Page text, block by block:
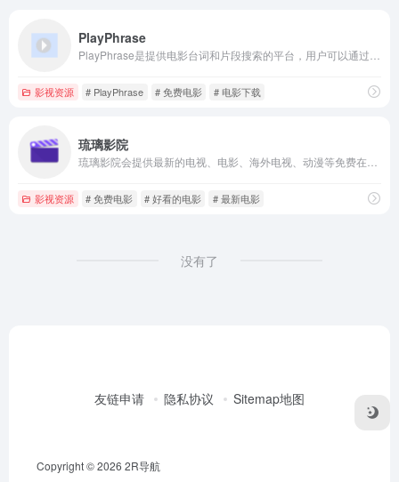
PlayPhrase
影视资源 # PlayPhrase # 免费电影 # 电影下载
琉璃影院
影视资源 # 免费电影 # 好看的电影 # 最新电影
没有了
友链申请 隐私协议 Sitemap地图
Copyright © 2026 2R导航